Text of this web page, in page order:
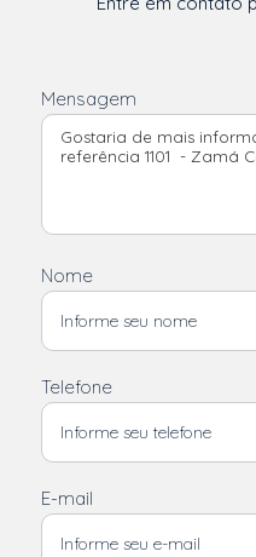
Mensagem
Nome
Telefone
E-mail